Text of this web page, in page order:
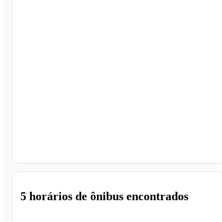
5 horários de ônibus encontrados